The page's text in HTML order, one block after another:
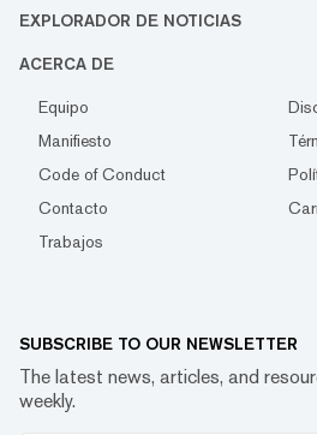
EXPLORADOR DE NOTICIAS
ACERCA DE
Equipo
Manifiesto
Code of Conduct
Contacto
Trabajos
SUBSCRIBE TO OUR NEWSLETTER
The latest news, articles, and
weekly.